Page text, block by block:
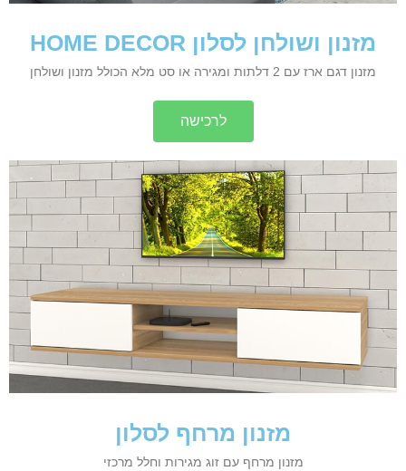
מזנון ושולחן לסלון HOME DECOR
מזנון דגם ארז עם 2 דלתות ומגירה או סט מלא הכולל מזנון ושולחן
לרכישה
מזנון מרחף לסלון
מזנון מרחף עם זוג מגירות וחלל מרכזי